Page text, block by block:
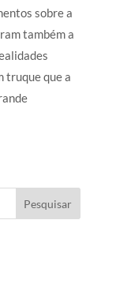
sobre a
também a
truque que a